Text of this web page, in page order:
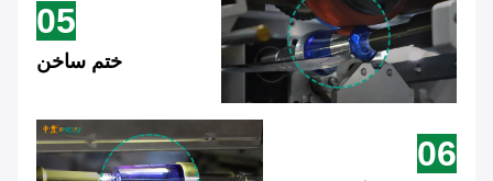
05
ختم ساخن
06